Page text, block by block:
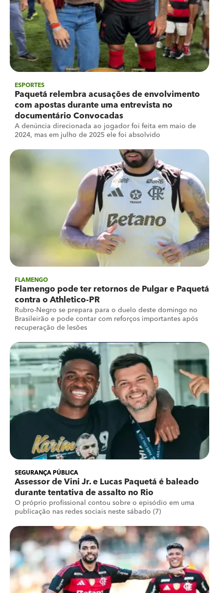
ESPORTES
Paquetá relembra acusações de envolvimento
com apostas durante uma entrevista no
documentário Convocadas
A denúncia direcionada ao jogador foi feita em maio de
2024, mas em julho de 2025 ele foi absolvido
FLAMENGO
Flamengo pode ter retornos de Pulgar e Paquetá
contra o Athletico-PR
Rubro-Negro se prepara para o duelo deste domingo no
Brasileirão e pode contar com reforços importantes após
recuperação de lesões
SEGURANÇA PÚBLICA
Assessor de Vini Jr. e Lucas Paquetá é baleado
durante tentativa de assalto no Rio
O próprio profissional contou sobre o episódio em uma
publicação nas redes sociais neste sábado (7)